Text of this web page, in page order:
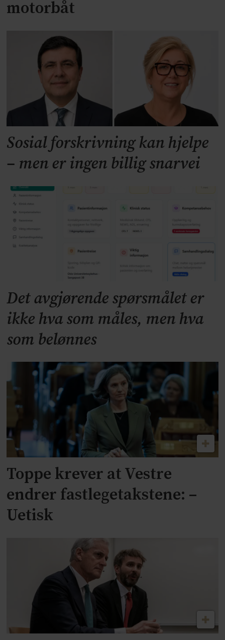
motorbåt
Sosial forskrivning kan hjelpe
– men er ingen billig snarvei
Det avgjørende spørsmålet er
ikke hva som måles, men hva
som belønnes
Toppe krever at Vestre
endrer fastlegetakstene: –
Uetisk